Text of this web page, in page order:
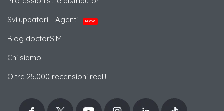
Sviluppatori - Agenti
NUOVO
Blog doctorSIM
Chi siamo
Oltre 25.000 recensioni reali!